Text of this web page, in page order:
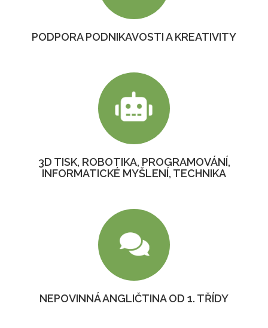
PODPORA PODNIKAVOSTI A KREATIVITY
3D TISK, ROBOTIKA, PROGRAMOVÁNÍ,
INFORMATICKÉ MYŠLENÍ, TECHNIKA
NEPOVINNÁ ANGLIČTINA OD 1. TŘÍDY